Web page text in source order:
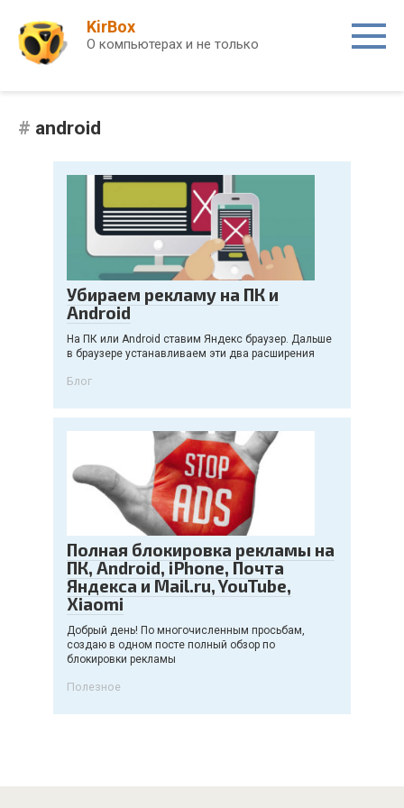
контенту
KirBox
О компьютерах и не только
android
Убираем рекламу на ПК и
Android
На ПК или Android ставим Яндекс браузер. Дальше
в браузере устанавливаем эти два расширения
Блог
Полная блокировка рекламы на
ПК, Android, iPhone, Почта
Яндекса и Mail.ru, YouTube,
Xiaomi
Добрый день! По многочисленным просьбам,
создаю в одном посте полный обзор по
блокировки рекламы
Полезное